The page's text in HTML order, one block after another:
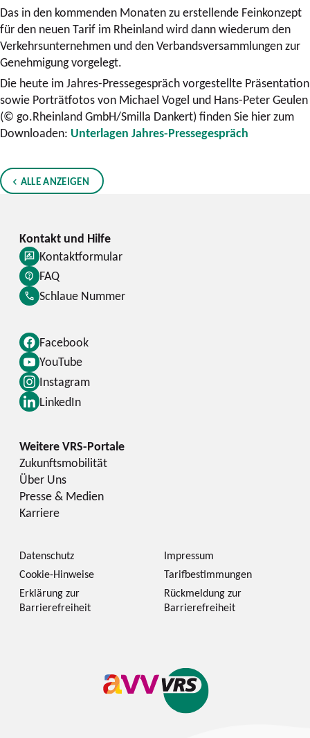
Das in den kommenden Monaten zu erstellende Feinkonzept
für den neuen Tarif im Rheinland wird dann wiederum den
Verkehrsunternehmen und den Verbandsversammlungen zur
Genehmigung vorgelegt.
Die heute im Jahres-Pressegespräch vorgestellte Präsentation
sowie Porträtfotos von Michael Vogel und Hans-Peter Geulen
(© go.Rheinland GmbH/Smilla Dankert) finden Sie hier zum
Downloaden: Unterlagen Jahres-Pressegespräch
ALLE ANZEIGEN
Facebook
YouTube
Instagram
LinkedIn
Kontaktformular
FAQ
Schlaue Nummer
Zukunftsmobilität
Über Uns
Presse & Medien
Karriere
Datenschutz
Impressum
Cookie-Hinweise
Tarifbestimmungen
Erklärung zur
Barrierefreiheit
Rückmeldung zur
Barrierefreiheit